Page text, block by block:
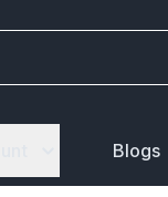
Blogs